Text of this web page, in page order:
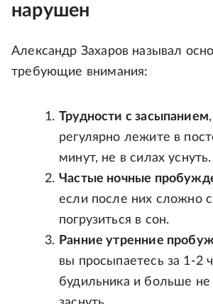
нарушен
Александр Захаров называл
требующие внимания:
Трудности с засыпанием
регулярно лежите в
минут, не в силах уснуть.
Частые ночные
если после них сложно
погрузиться в сон.
Ранние утренние
вы просыпаетесь за 1-2
будильника и больше